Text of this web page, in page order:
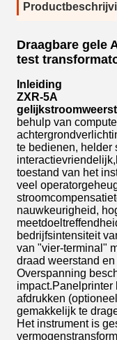
Draagbare gele
test
Inleiding
ZXR-5A
behulp van
te bedienen, helder
toestand van het
veel
nauwkeurigheid,
bedrijfsintensiteit
van "vier-terminal"
draad weerstand
Overspanning
impact.Panelprinter
afdrukken
gemakkelijk te
Het instrument is